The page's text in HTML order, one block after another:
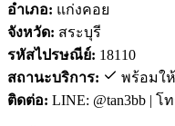
อำเภอ: แก่งคอย
จังหวัด: สระบุรี
รหัสไปรษณีย์: 18110
สถานะบริการ:
พร้อมใ
ติดต่อ: LINE: @tan3bb | โ